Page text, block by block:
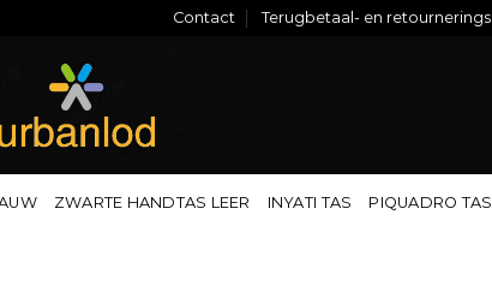
Contact Terugbetaal- en
ZWARTE HANDTAS LEER INYATI TAS PIQUADRO TAS